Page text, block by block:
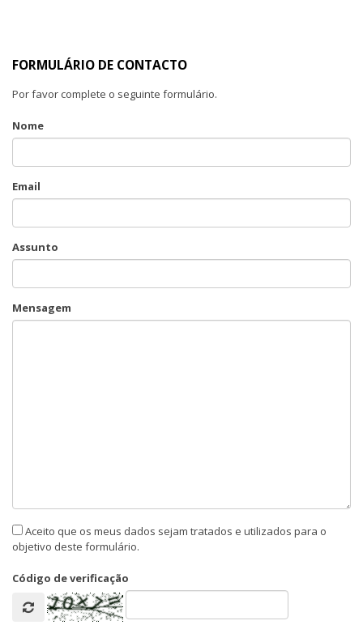
FORMULÁRIO DE CONTACTO
Por favor complete o seguinte formulário.
Nome
Email
Assunto
Mensagem
Aceito que os meus dados sejam tratados e utilizados para o
objetivo deste formulário.
Código de verificação